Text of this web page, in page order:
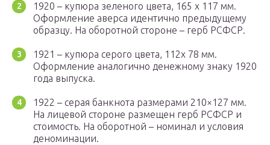
1920 – купюра зеленого цвета, 165 х 117 мм.
Оформление аверса идентично предыдущему
образцу. На оборотной стороне – герб РСФСР.
1921 – купюра серого цвета, 112х 78 мм.
Оформление аналогично денежному знаку 1920
года выпуска.
1922 – серая банкнота размерами 210×127 мм.
На лицевой стороне размещен герб РСФСР и
стоимость. На оборотной – номинал и условия
деноминации.